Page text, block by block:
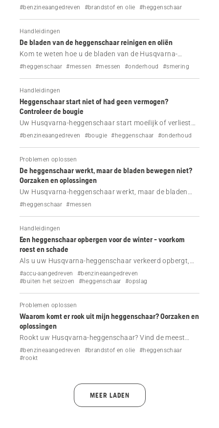
heggenschaar moet mengen? Volg deze eenvoudige
resultaten te verkrijgen.
#benzineaangedreven #brandstof en olie #heggenschaar
Handleidingen
De bladen van de heggenschaar reinigen en oliën
Kom te weten hoe u de bladen van de Husqvarna-
heggenschaar in enkele minuten kunt reinigen en oliën.
#heggenschaar #messen #messen #onderhoud #smering
Handleidingen
Heggenschaar start niet of had geen vermogen?
Controleer de bougie
Uw Husqvarna-heggenschaar start moeilijk of verliest
vermogen? Kom te weten hoe u de bougie reinigt en de
#benzineaangedreven #bougie #heggenschaar #onderhoud
Problemen oplossen
De heggenschaar werkt, maar de bladen bewegen niet?
Oorzaken en oplossingen
Uw Husqvarna-heggenschaar werkt, maar de bladen
bewegen niet? Controleer op vastzittende bladen,
#heggenschaar #messen
Handleidingen
Een heggenschaar opbergen voor de winter - voorkom
roest en schade
Als u uw Husqvarna-heggenschaar verkeerd opbergt,
kan dit leiden tot roest, schade aan de accu en
motorproblemen. Volg deze eenvoudige stappen om de
#accu-aangedreven
#benzineaangedreven
#buiten het seizoen
#heggenschaar #opslag
Problemen oplossen
Waarom komt er rook uit mijn heggenschaar? Oorzaken en
oplossingen
Rookt uw Husqvarna-heggenschaar? Vind de meest
voorkomende oorzaken - brandstofmengsel,
oververhitting of verstoppingen - en volg de stappen om
#benzineaangedreven #brandstof en olie
#heggenschaar
#rookt
MEER LADEN